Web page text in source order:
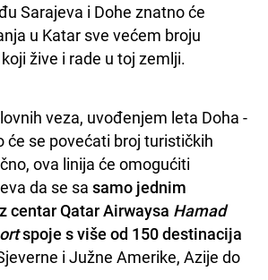
Sarajeva i Dohe znatno će
u Katar sve većem broju
žive i rade u toj zemlji.
veza, uvođenjem leta Doha -
će se povećati broj turističkih
ova linija će omogućiti
da se sa samo jednim
centar Qatar Airwaysa Hamad
spoje s više od 150 destinacija
i Južne Amerike, Azije do